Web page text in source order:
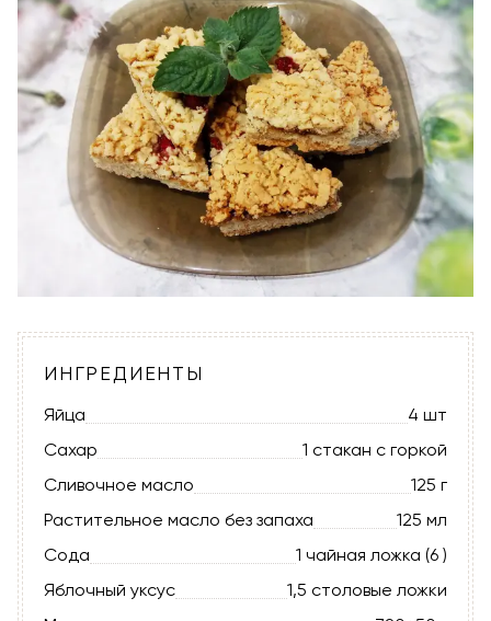
ИНГРЕДИЕНТЫ
Яйца
4 шт
Сахар
1 стакан с горкой
Сливочное масло
125 г
Растительное масло без запаха
125 мл
Сода
1 чайная ложка (6 )
Яблочный уксус
1,5 столовые ложки